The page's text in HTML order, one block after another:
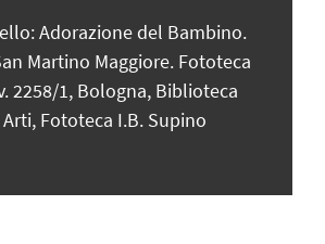
Adorazione del Bambino.
Martino Maggiore. Fototeca
2258/1, Bologna, Biblioteca
Fototeca I.B. Supino